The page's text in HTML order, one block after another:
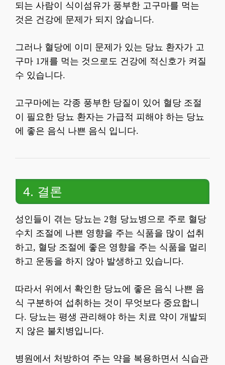
되는 사람이 식이섬유가 풍부한 고구마를 먹는
것은 건강에 문제가 되지 않습니다.
그러나 혈당에 이미 문제가 있는 당뇨 환자가 고
구마 1개를 먹는 것으로도 건강에 적신호가 켜질
수 있습니다.
고구마에는 각종 풍부한 당질이 있어 혈당 조절
이 필요한 당뇨 환자는 가급적 피해야 하는 당뇨
에 좋은 음식 나쁜 음식 입니다.
4. 결론
성인들이 겪는 당뇨는 2형 당뇨병으로 주로 혈당
수치 조절에 나쁜 영향을 주는 식품을 많이 섭취
하고, 혈당 조절에 좋은 영향을 주는 식품을 멀리
하고 운동을 하지 않아 발생하고 있습니다.
따라서 위에서 확인한 당뇨에 좋은 음식 나쁜 음
식 구분하여 섭취하는 것이 무엇보다 중요합니
다. 당뇨는 평생 관리해야 하는 치료 약이 개발되
지 않은 불치병입니다.
병원에서 처방하여 주는 약을 복용하면서 식습관